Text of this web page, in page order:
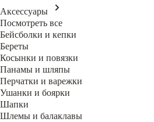
Аксессуары
Посмотреть все
Бейсболки и кепки
Береты
Косынки и повязки
Панамы и шляпы
Перчатки и варежки
Ушанки и боярки
Шапки
Шлемы и балаклавы